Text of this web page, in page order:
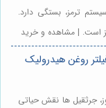
ترمز، بستگی دارد.
است. | مشاهده و خرید
روغن هیدرولیک
جرثقیل ها نقش حیاتی